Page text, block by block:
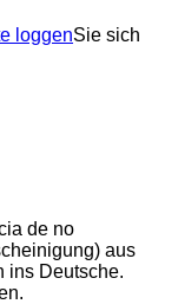
loggenSie sich
de no
aus
ins Deutsche.